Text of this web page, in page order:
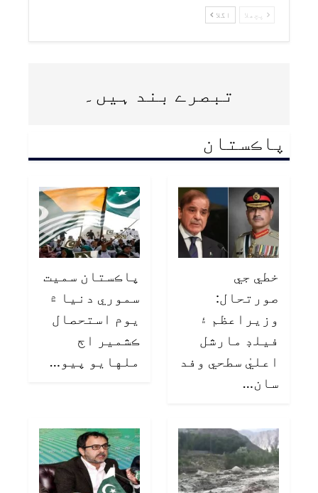
پچھلا اگلا
تبصرے بند ہیں۔
پاڪستان
خطي جي
صورتحال:
وزيراعظم ۽
فيلڊ مارشل
اعليٰ سطحي وفد
سان…
پاڪستان سميت
سموري دنيا ۾
يوم استحصال
ڪشمير اڄ
ملهايو پيو…